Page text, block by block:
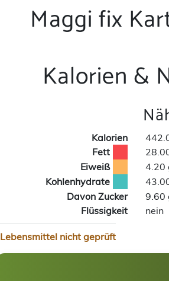
Maggi fix
Kalorien &
Kalorien
Fett
Eiweiß
4.20
Kohlenhydrate
Davon Zucker
9.60
Flüssigkeit
nein
Lebensmittel nicht geprüft